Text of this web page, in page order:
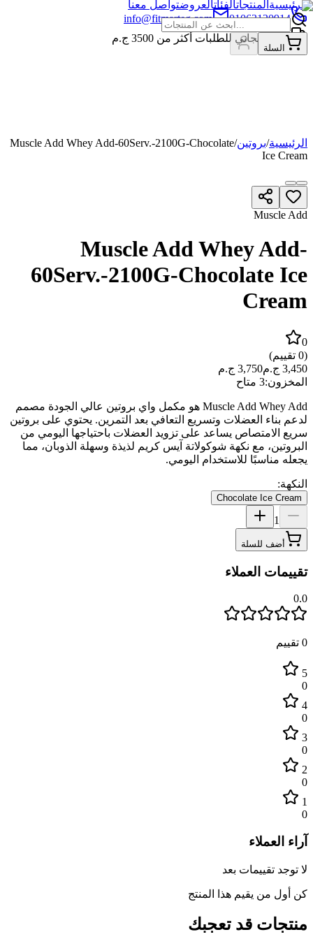
01063120914
info@fitmarteg.com
شحن مجاني للطلبات أكثر من 3500 ج.م
الرئيسية المنتجاتالفئاتالعروضتواصل معنا
السلة
الرئيسية/بروتين/
Muscle Add Whey Add-60Serv.-2100G-Chocolate
Ice Cream
Muscle Add
Muscle Add Whey Add-
60Serv.-2100G-Chocolate Ice
Cream
0
(
0 تقييم)
3,450 ج.م3,750 ج.م
المخزون:3 متاح
Muscle Add Whey Add هو مكمل واي بروتين عالي الجودة مصمم
لدعم بناء العضلات وتسريع التعافي بعد التمرين. يحتوي على بروتين
سريع الامتصاص يساعد على تزويد العضلات باحتياجها اليومي من
البروتين، مع نكهة شوكولاتة آيس كريم لذيذة وسهلة الذوبان، مما
يجعله مناسبًا للاستخدام اليومي.
النكهة:
Chocolate Ice Cream
1
أضف للسلة
تقييمات العملاء
0.0
0 تقييم
5
0
4
0
3
0
2
0
1
0
آراء العملاء
لا توجد تقييمات بعد
كن أول من يقيم هذا المنتج
منتجات قد تعجبك